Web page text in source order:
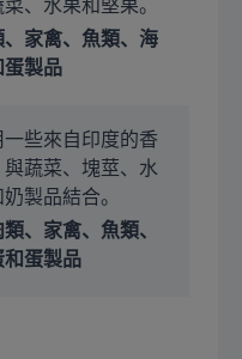
家禽、魚類、海
製品
些來自印度的香
蔬菜、塊莖、水
製品結合。
、家禽、魚類、
蛋製品